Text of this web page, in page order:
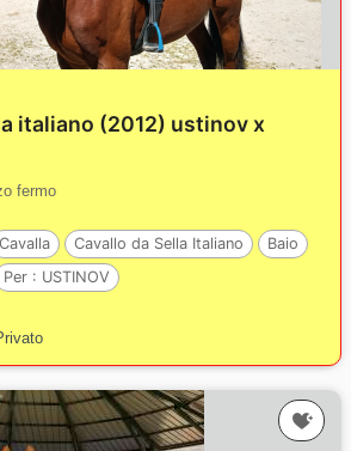
italiano (2012) ustinov x
fermo
Cavalla Cavallo da Sella Italiano
Baio
Per : USTINOV